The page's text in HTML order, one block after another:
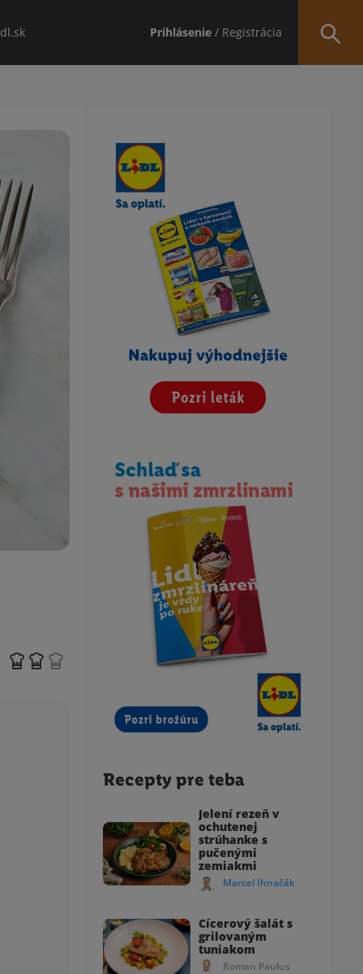
Prihlásenie / Registrácia
Obsah bočného panela
Recepty pre teba
Jelení rezeň v
ochutenej
strúhanke s
pučenými
zemiakmi
Marcel Ihnačák
Cícerový šalát s
grilovaným
tuniakom
Roman Paulus